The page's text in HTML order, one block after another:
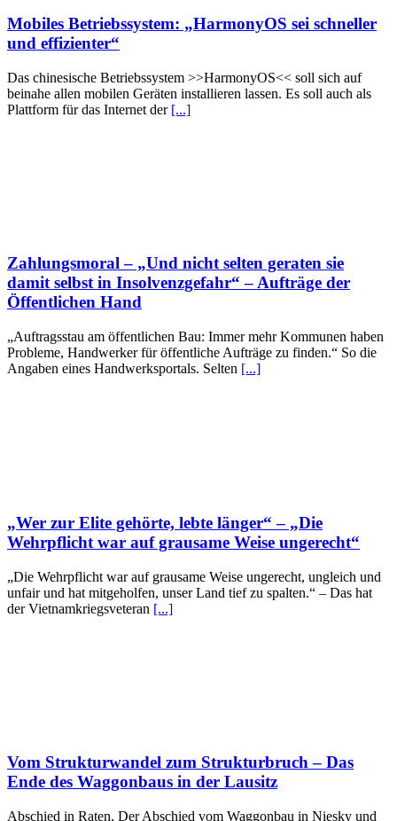
Mobiles Betriebssystem: „HarmonyOS sei schneller
und effizienter“
Das chinesische Betriebssystem >>HarmonyOS<< soll sich auf
beinahe allen mobilen Geräten installieren lassen. Es soll auch als
Plattform für das Internet der [...]
Zahlungsmoral – „Und nicht selten geraten sie
damit selbst in Insolvenzgefahr“ – Aufträge der
Öffentlichen Hand
„Auftragsstau am öffentlichen Bau: Immer mehr Kommunen haben
Probleme, Handwerker für öffentliche Aufträge zu finden.“ So die
Angaben eines Handwerksportals. Selten [...]
„Wer zur Elite gehörte, lebte länger“ – „Die
Wehrpflicht war auf grausame Weise ungerecht“
„Die Wehrpflicht war auf grausame Weise ungerecht, ungleich und
unfair und hat mitgeholfen, unser Land tief zu spalten.“ – Das hat
der Vietnamkriegsveteran [...]
Vom Strukturwandel zum Strukturbruch – Das
Ende des Waggonbaus in der Lausitz
Abschied in Raten, Der Abschied vom Waggonbau in Niesky und